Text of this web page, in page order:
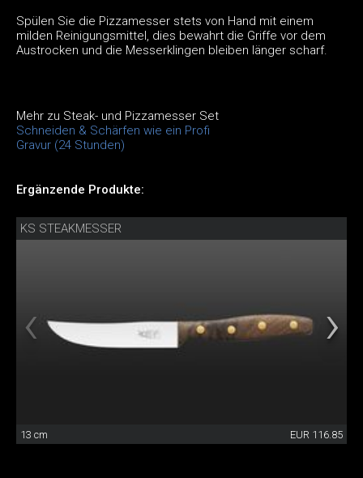
Spülen Sie die Pizzamesser stets von Hand mit einem
milden Reinigungsmittel, dies bewahrt die Griffe vor dem
Austrocken und die Messerklingen bleiben länger scharf.
Mehr zu Steak- und Pizzamesser Set
Schneiden & Schärfen wie ein Profi
Gravur (24 Stunden)
Ergänzende Produkte:
KS STEAKMESSER
13 cm EUR 116.85